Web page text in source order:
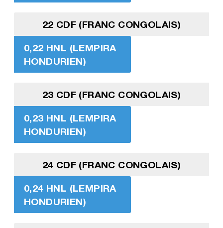
22 CDF (FRANC CONGOLAIS)
0,22 HNL (LEMPIRA
HONDURIEN)
23 CDF (FRANC CONGOLAIS)
0,23 HNL (LEMPIRA
HONDURIEN)
24 CDF (FRANC CONGOLAIS)
0,24 HNL (LEMPIRA
HONDURIEN)